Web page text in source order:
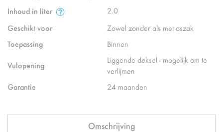
Inhoud in liter
2.0
Geschikt voor
Zowel zonder als met aszak
Toepassing
Binnen
Vulopening
Liggende deksel - mogelijk om te
verlijmen
Garantie
24 maanden
Omschrijving